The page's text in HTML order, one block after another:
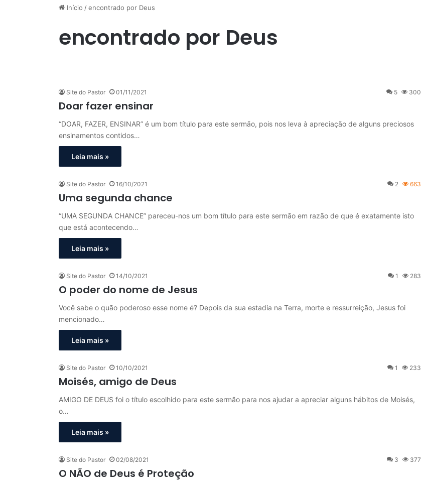
Início /encontrado por Deus
encontrado por Deus
Site do Pastor 01/11/2021 5 300
Doar fazer ensinar
“DOAR, FAZER, ENSINAR” é um bom título para este sermão, pois nos leva à apreciação de alguns preciosos
ensinamentos contidos…
Leia mais »
Site do Pastor 16/10/2021 2 663
Uma segunda chance
“UMA SEGUNDA CHANCE” pareceu-nos um bom título para este sermão em razão de que é exatamente isto
que está acontecendo…
Leia mais »
Site do Pastor 14/10/2021 1 283
O poder do nome de Jesus
Você sabe o quão poderoso esse nome é? Depois da sua estadia na Terra, morte e ressurreição, Jesus foi
mencionado…
Leia mais »
Site do Pastor 10/10/2021 1 233
Moisés, amigo de Deus
AMIGO DE DEUS foi o título escolhido para este sermão para nos ajudar a apreciar alguns hábitos de Moisés,
o…
Leia mais »
Site do Pastor 02/08/2021 3 377
O NÃO de Deus é Proteção